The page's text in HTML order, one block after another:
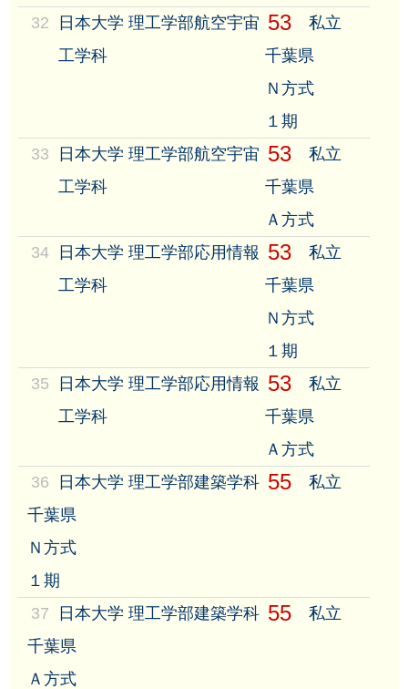
32
日本大学 理工学部航空宇宙
工学科
53
私立
千葉県
Ｎ方式
１期
33
日本大学 理工学部航空宇宙
工学科
53
私立
千葉県
Ａ方式
34
日本大学 理工学部応用情報
工学科
53
私立
千葉県
Ｎ方式
１期
35
日本大学 理工学部応用情報
工学科
53
私立
千葉県
Ａ方式
36
日本大学 理工学部建築学科 55
私立
千葉県
Ｎ方式
１期
37
日本大学 理工学部建築学科 55
私立
千葉県
Ａ方式